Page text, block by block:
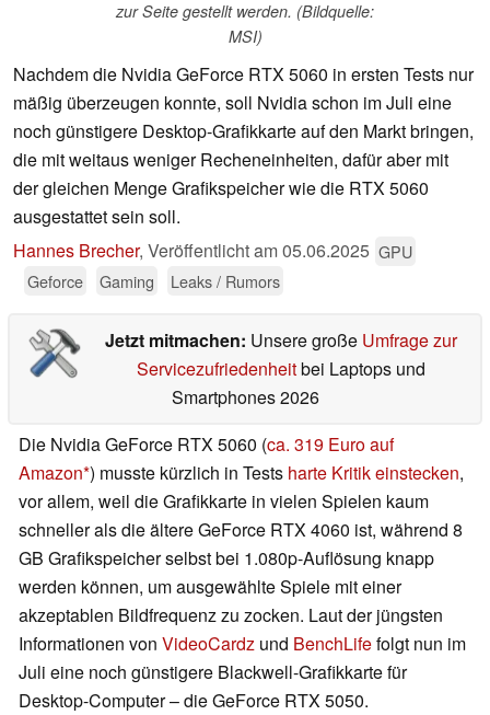
zur Seite gestellt werden. (Bildquelle:
MSI)
Nachdem die Nvidia GeForce RTX 5060 in ersten Tests nur
mäßig überzeugen konnte, soll Nvidia schon im Juli eine
noch günstigere Desktop-Grafikkarte auf den Markt bringen,
die mit weitaus weniger Recheneinheiten, dafür aber mit
der gleichen Menge Grafikspeicher wie die RTX 5060
ausgestattet sein soll.
Hannes Brecher, Veröffentlicht am05.06.2025 GPU
Geforce
Gaming Leaks / Rumors
Jetzt mitmachen: Unsere große Umfrage zur
Servicezufriedenheitbei Laptops und
Smartphones 2026
Die Nvidia GeForce RTX 5060 (ca. 319 Euro auf
Amazon ) musste kürzlich in Tests harte Kritik einstecken,
vor allem, weil die Grafikkarte in vielen Spielen kaum
schneller als die ältere GeForce RTX 4060 ist, während 8
GB Grafikspeicher selbst bei 1.080p-Auflösung knapp
werden können, um ausgewählte Spiele mit einer
akzeptablen Bildfrequenz zu zocken. Laut der jüngsten
Informationen von VideoCardz und BenchLifefolgt nun im
Juli eine noch günstigere Blackwell-Grafikkarte für
Desktop-Computer – die GeForce RTX 5050.